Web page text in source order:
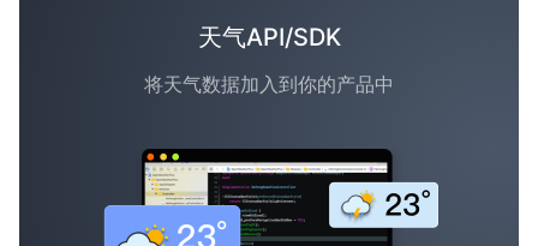
天气API/SDK
将天气数据加入到你的产品中